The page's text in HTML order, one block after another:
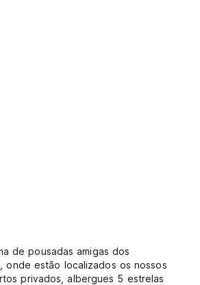
de pousadas amigas dos
onde estão localizados os nossos
privados, albergues 5 estrelas